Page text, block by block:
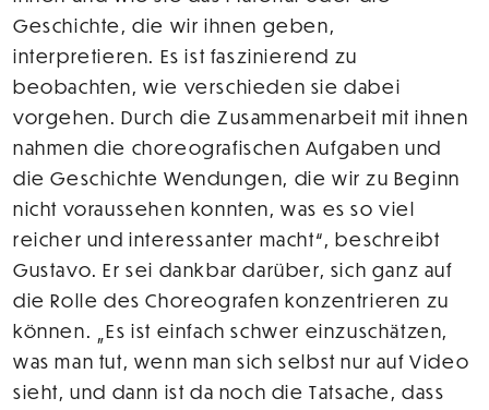
Geschichte, die wir ihnen geben,
interpretieren. Es ist faszinierend zu
beobachten, wie verschieden sie dabei
vorgehen. Durch die Zusammenarbeit mit ihnen
nahmen die choreografischen Aufgaben und
die Geschichte Wendungen, die wir zu Beginn
nicht voraussehen konnten, was es so viel
reicher und interessanter macht“, beschreibt
Gustavo. Er sei dankbar darüber, sich ganz auf
die Rolle des Choreografen konzentrieren zu
können. „Es ist einfach schwer einzuschätzen,
was man tut, wenn man sich selbst nur auf Video
sieht, und dann ist da noch die Tatsache, dass